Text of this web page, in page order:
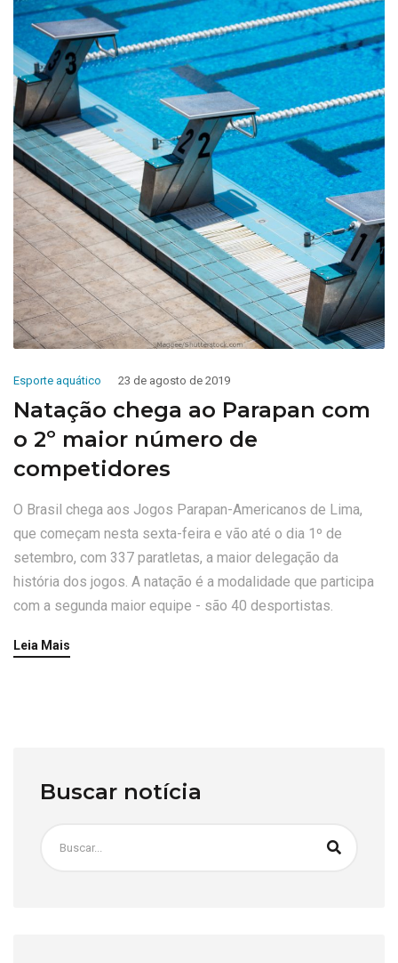
Esporte aquático 23 de agosto de 2019
Natação chega ao Parapan com
o 2º maior número de
competidores
O Brasil chega aos Jogos Parapan-Americanos de Lima,
que começam nesta sexta-feira e vão até o dia 1º de
setembro, com 337 paratletas, a maior delegação da
história dos jogos. A natação é a modalidade que participa
com a segunda maior equipe - são 40 desportistas.
Leia Mais
Buscar notícia